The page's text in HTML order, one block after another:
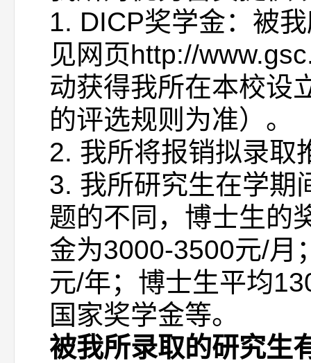
1. DICP奖学金：被
见网页http://
动获得我所在本校设
的评选规则为准）。
2. 我所将报销拟录取
3. 我所研究生在学期
题的不同，博士生的
金为3000-3500元/月
元/年；博士生平均
国家奖学金等。
被我所录取的研究生